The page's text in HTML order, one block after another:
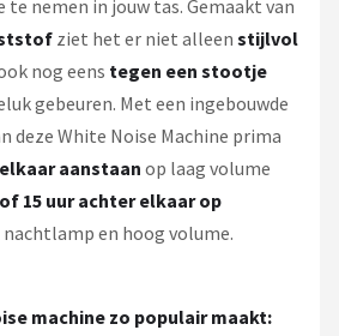
te nemen in jouw tas. Gemaakt van
ziet het er niet alleen stijlvol
nog eens tegen een stootje
gebeuren. Met een ingebouwde
deze White Noise Machine prima
aanstaan op laag volume
of 15 uur achter elkaar op
en hoog volume.
machine zo populair maakt: